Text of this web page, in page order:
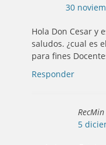
30
Hola Don Cesar y
saludos. ¿cual es
para fines
Responder
RecMin
5